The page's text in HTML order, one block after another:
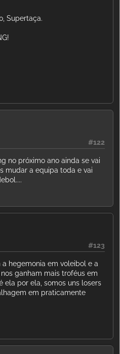
Supertaça.
#122
no próximo ano ainda se vai
mudar a equipa toda e vai
#123
hegemonia em voleibol e a
ganham mais troféus em
ela por ela, somos uns losers
em praticamente